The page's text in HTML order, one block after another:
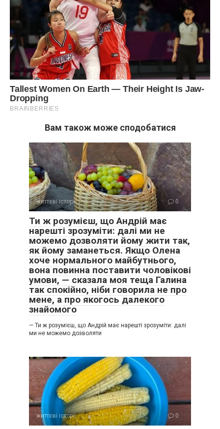
Вам також може сподобатися
життєві історії 0
Ти ж розумієш, що Андрій має
нарешті зрозуміти: далі ми не
можемо дозволяти йому жити так,
як йому заманеться. Якщо Олена
хоче нормального майбутнього,
вона повинна поставити чоловікові
умови, — сказала моя теща Галина
так спокійно, ніби говорила не про
мене, а про якогось далекого
знайомого
— Ти ж розумієш, що Андрій має нарешті зрозуміти: далі
ми не можемо дозволяти
життєві історії 0